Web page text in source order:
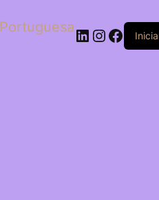
LinkedIn